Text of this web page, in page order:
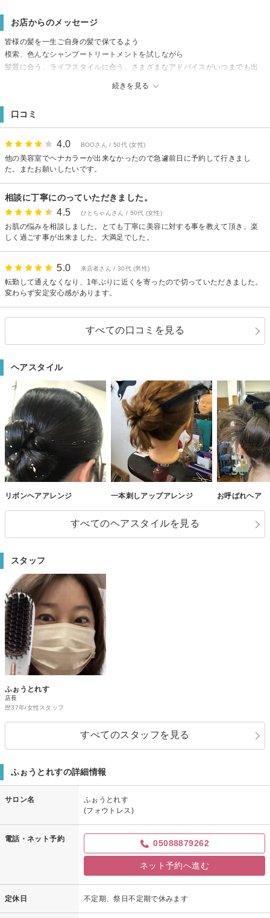
お店からのメッセージ
続きを見る
皆様の髪を一生ご自身の髪で保てるよう
模索、色んなシャンプートリートメントを試しながら
髪質に合う、ライフスタイルに合う、さまざまなアドバイスがいつまでも出
口コミ
4.0 BOOさん / 50代 (女性)
他の美容室でヘナカラーが出来なかったので急遽前日に予約して行きまし
た。またお願いしたいです。
相談に丁寧にのっていただきました。
4.5 ひとちゃんさん / 50代 (女性)
お肌の悩みを相談しました。とても丁寧に美容に対する事を教えて頂き、楽
しく過ごす事が出来ました。大満足でした。
5.0 来店者さん / 30代 (男性)
転勤して通えなくなり、1年ぶりに近くを寄ったので切っていただきました。
変わらず安定安心感があります。
すべての口コミを見る
ヘアスタイル
リボンヘアアレンジ 一本刺しアップアレンジ お呼ばれヘア
すべてのヘアスタイルを見る
スタッフ
ふぉうとれす
店長
歴37年/女性スタッフ
すべてのスタッフを見る
ふぉうとれすの詳細情報
サロン名
ふぉうとれす
(フォウトレス)
電話・ネット予約 05088879262
ネット予約へ進む
定休日 不定期、祭日不定期で休みます